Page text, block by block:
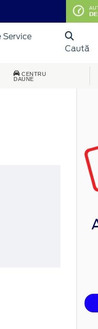
Service
Caută
CENTRU
DAUNE